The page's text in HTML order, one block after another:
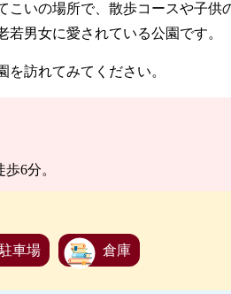
こいの場所で、散歩コースや子
男女に愛されている公園です。
訪れてみてください。
6分。
車場 倉庫